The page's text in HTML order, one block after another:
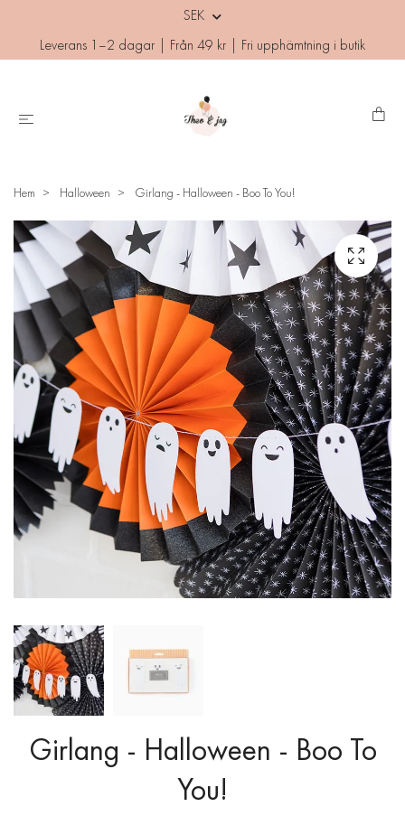
SEK
Leverans 1–2 dagar | Från 49 kr | Fri upphämtning i butik
Hem Halloween Girlang - Halloween - Boo To You!
Girlang - Halloween - Boo To
You!